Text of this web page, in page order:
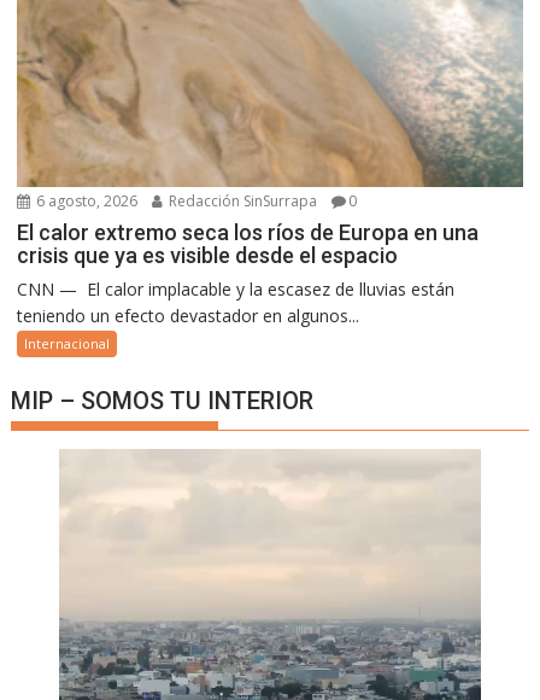
6 agosto, 2026 Redacción SinSurrapa 0
El calor extremo seca los ríos de Europa en una
crisis que ya es visible desde el espacio
CNN — El calor implacable y la escasez de lluvias están
teniendo un efecto devastador en algunos...
Internacional
MIP – SOMOS TU INTERIOR